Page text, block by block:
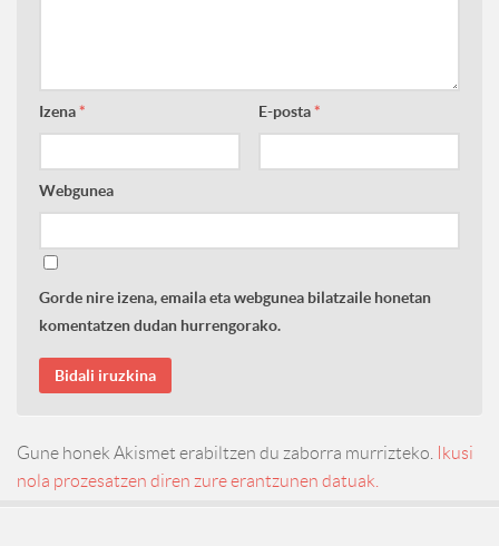
Izena* E-posta*
Webgunea
Gorde nire izena, emaila eta webgunea bilatzaile honetan
komentatzen dudan hurrengorako.
Gune honek Akismet erabiltzen du zaborra murrizteko.
Ikusi
nola prozesatzen diren zure erantzunen datuak.